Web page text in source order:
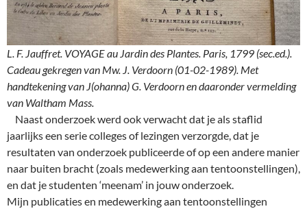
L. F. Jauffret. VOYAGE au Jardin des Plantes. Paris, 1799 (sec.ed.).
Cadeau gekregen van Mw. J. Verdoorn (01-02-1989). Met
handtekening van J(ohanna) G. Verdoorn en daaronder vermelding
van Waltham Mass.
Naast onderzoek werd ook verwacht dat je als staflid
jaarlijks een serie colleges of lezingen verzorgde, dat je
resultaten van onderzoek publiceerde of op een andere manier
naar buiten bracht (zoals medewerking aan tentoonstellingen),
en dat je studenten ‘meenam’ in jouw onderzoek.
Mijn publicaties en medewerking aan tentoonstellingen